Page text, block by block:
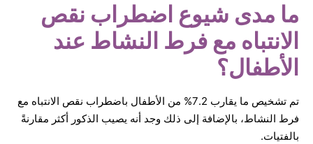
ما مدى شيوع اضطراب نقص
الانتباه مع فرط النشاط عند
الأطفال؟
تم تشخيص ما يقارب 7.2% من الأطفال باضطراب نقص الانتباه مع
فرط النشاط، بالإضافة إلى ذلك وجد أنه يصيب الذكور أكثر مقارنةً
بالفتيات.